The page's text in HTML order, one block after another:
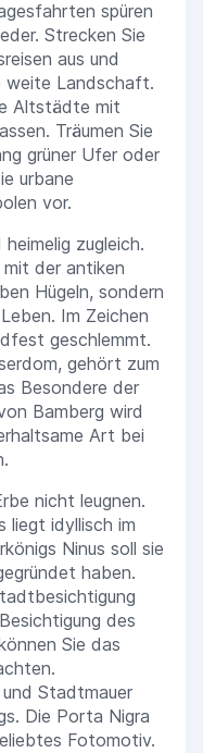
spüren
Strecken Sie
aus und
weite Landschaft.
Altstädte mit
Träumen Sie
grüner Ufer oder
urbane
vor.
zugleich.
der antiken
Hügeln, sondern
Im Zeichen
geschlemmt.
gehört zum
Besondere der
Bamberg wird
Art bei
nicht leugnen.
liegt idyllisch im
Ninus soll sie
haben.
des
Sie das
Stadtmauer
Die Porta Nigra
Fotomotiv.